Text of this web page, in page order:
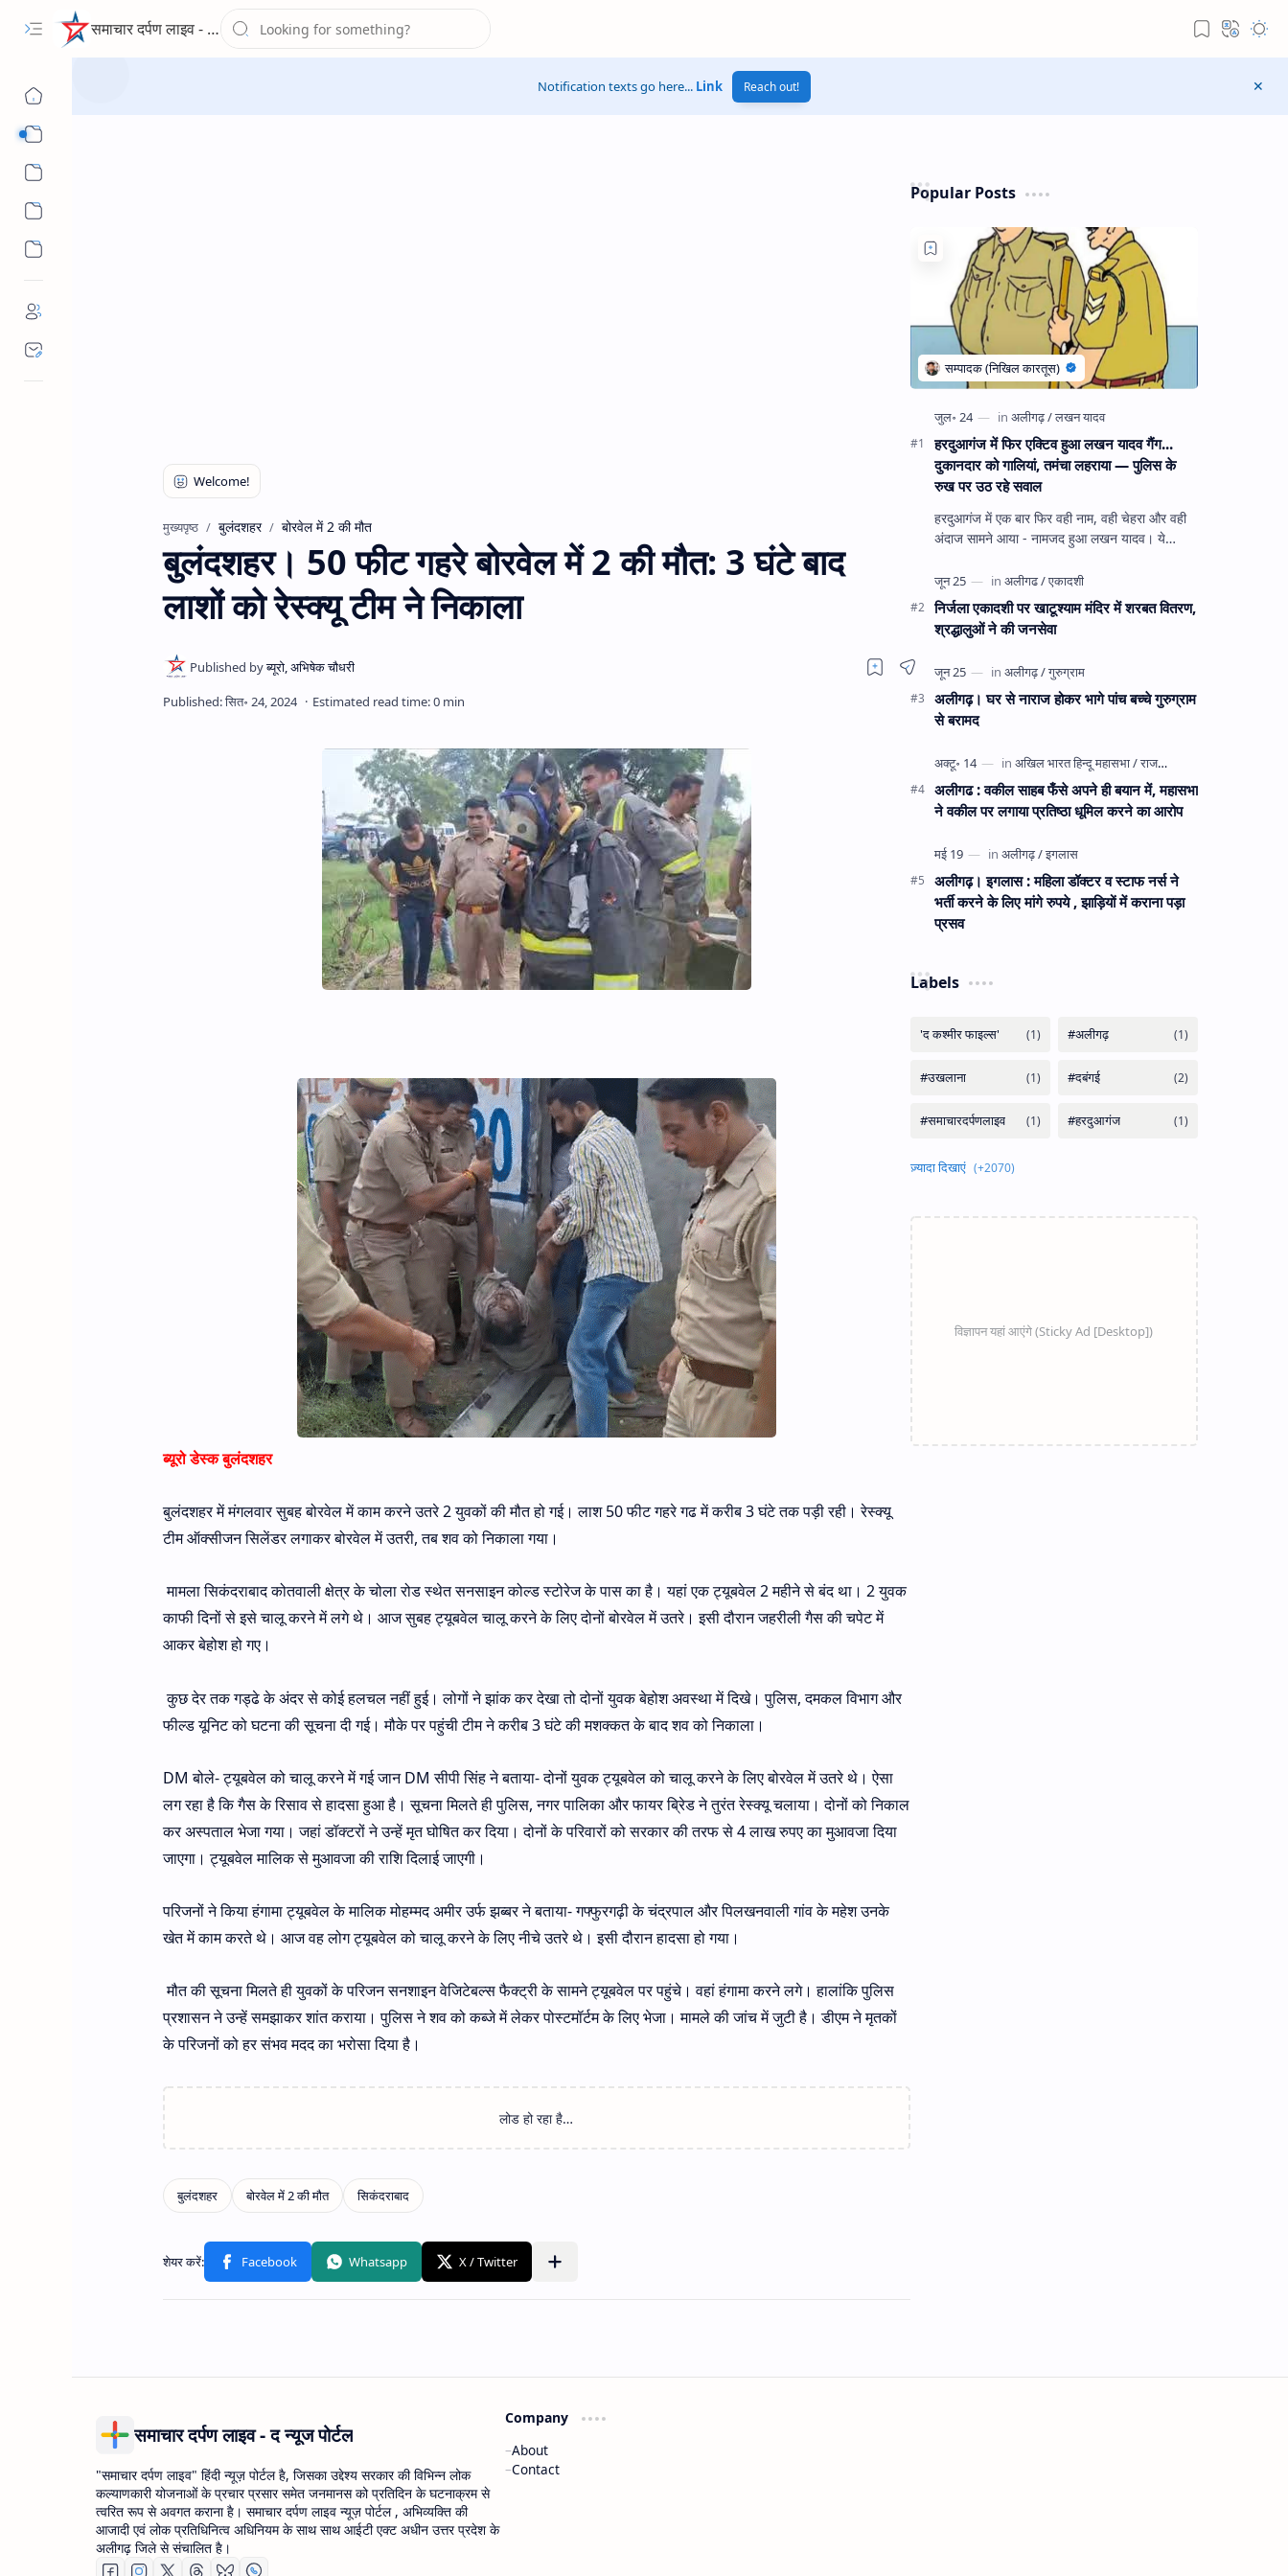
समाचार दर्पण लाइव - द न्यूज पोर्टल
Notification texts go here... Link Reach out!
मुख्यपृष्ठ बुलंदशहर बोरवेल में 2 की मौत
बुलंदशहर। 50 फीट गहरे बोरवेल में 2 की मौत: 3 घंटे बाद
लाशों को रेस्क्यू टीम ने निकाला
ब्यूरो डेस्क बुलंदशहर
बुलंदशहर में मंगलवार सुबह बोरवेल में काम करने उतरे 2 युवकों की मौत हो गई। लाश 50 फीट गहरे गढ में करीब 3 घंटे तक पड़ी रही। रेस्क्यू
टीम ऑक्सीजन सिलेंडर लगाकर बोरवेल में उतरी, तब शव को निकाला गया।
मामला सिकंदराबाद कोतवाली क्षेत्र के चोला रोड स्थेत सनसाइन कोल्ड स्टोरेज के पास का है। यहां एक ट्यूबवेल 2 महीने से बंद था। 2 युवक
काफी दिनों से इसे चालू करने में लगे थे। आज सुबह ट्यूबवेल चालू करने के लिए दोनों बोरवेल में उतरे। इसी दौरान जहरीली गैस की चपेट में
आकर बेहोश हो गए।
कुछ देर तक गड्ढे के अंदर से कोई हलचल नहीं हुई। लोगों ने झांक कर देखा तो दोनों युवक बेहोश अवस्था में दिखे। पुलिस, दमकल विभाग और
फील्ड यूनिट को घटना की सूचना दी गई। मौके पर पहुंची टीम ने करीब 3 घंटे की मशक्कत के बाद शव को निकाला।
DM बोले- ट्यूबवेल को चालू करने में गई जान DM सीपी सिंह ने बताया- दोनों युवक ट्यूबवेल को चालू करने के लिए बोरवेल में उतरे थे। ऐसा
लग रहा है कि गैस के रिसाव से हादसा हुआ है। सूचना मिलते ही पुलिस, नगर पालिका और फायर ब्रिेड ने तुरंत रेस्क्यू चलाया। दोनों को निकाल
कर अस्पताल भेजा गया। जहां डॉक्टरों ने उन्हें मृत घोषित कर दिया। दोनों के परिवारों को सरकार की तरफ से 4 लाख रुपए का मुआवजा दिया
जाएगा। ट्यूबवेल मालिक से मुआवजा की राशि दिलाई जाएगी।
परिजनों ने किया हंगामा ट्यूबवेल के मालिक मोहम्मद अमीर उर्फ झब्बर ने बताया- गफ्फुरगढ़ी के चंद्रपाल और पिलखनवाली गांव के महेश उनके
खेत में काम करते थे। आज वह लोग ट्यूबवेल को चालू करने के लिए नीचे उतरे थे। इसी दौरान हादसा हो गया।
मौत की सूचना मिलते ही युवकों के परिजन सनशाइन वेजिटेबल्स फैक्ट्री के सामने ट्यूबवेल पर पहुंचे। वहां हंगामा करने लगे। हालांकि पुलिस
प्रशासन ने उन्हें समझाकर शांत कराया। पुलिस ने शव को कब्जे में लेकर पोस्टमॉर्टम के लिए भेजा। मामले की जांच में जुटी है। डीएम ने मृतकों
के परिजनों को हर संभव मदद का भरोसा दिया है।
Popular Posts
हरदुआगंज में फिर एक्टिव हुआ लखन यादव गैंग...
दुकानदार को गालियां, तमंचा लहराया — पुलिस के
रुख पर उठ रहे सवाल
हरदुआगंज में एक बार फिर वही नाम, वही चेहरा और वही
अंदाज सामने आया - नामजद हुआ लखन यादव। ये
घंटे हव…
निर्जला एकादशी पर खाटूश्याम मंदिर में शरबत वितरण,
श्रद्धालुओं ने की जनसेवा
अलीगढ़। घर से नाराज होकर भागे पांच बच्चे गुरुग्राम
से बरामद
अलीगढ : वकील साहब फँसे अपने ही बयान में, महासभा
ने वकील पर लगाया प्रतिष्ठा धूमिल करने का आरोप
अलीगढ़। इगलास : महिला डॉक्टर व स्टाफ नर्स ने
भर्ती करने के लिए मांगे रुपये , झाड़ियों में कराना पड़ा
प्रसव
Labels
समाचार दर्पण लाइव - द न्यूज पोर्टल
"समाचार दर्पण लाइव" हिंदी न्यूज़ पोर्टल है, जिसका उद्देश्य सरकार की विभिन्न लोक
कल्याणकारी योजनाओं के प्रचार प्रसार समेत जनमानस को प्रतिदिन के घटनाक्रम से
त्वरित रूप से अवगत कराना है। समाचार दर्पण लाइव न्यूज़ पोर्टल , अभिव्यक्ति की
आजादी एवं लोक प्रतिधिनित्व अधिनियम के साथ साथ आईटी एक्ट अधीन उत्तर प्रदेश के
अलीगढ़ जिले से संचालित है।
Company
About
Contact